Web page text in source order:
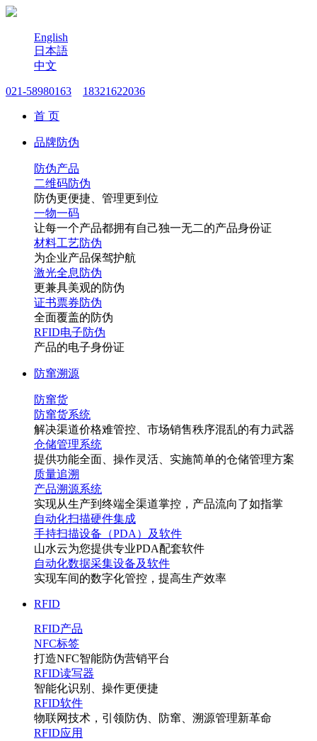
English
日本語
中文
021-58980163 18321622036
首 页
品牌防伪
防伪产品
二维码防伪
防伪更便捷、管理更到位
一物一码
让每一个产品都拥有自己独一无二的产品身份证
材料工艺防伪
为企业产品保驾护航
激光全息防伪
更兼具美观的防伪
证书票券防伪
全面覆盖的防伪
RFID电子防伪
产品的电子身份证
防窜溯源
防窜货
防窜货系统
解决渠道价格难管控、市场销售秩序混乱的有力武器
仓储管理系统
提供功能全面、操作灵活、实施简单的仓储管理方案
质量追溯
产品溯源系统
实现从生产到终端全渠道掌控，产品流向了如指掌
自动化扫描硬件集成
手持扫描设备（PDA）及软件
山水云为您提供专业PDA配套软件
自动化数据采集设备及软件
实现车间的数字化管控，提高生产效率
RFID
RFID产品
NFC标签
打造NFC智能防伪营销平台
RFID读写器
智能化识别、操作更便捷
RFID软件
物联网技术，引领防伪、防窜、溯源管理新革命
RFID应用